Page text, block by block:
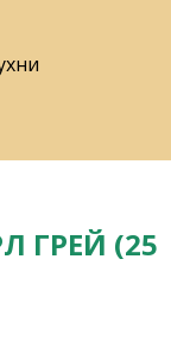
ГРЕЙ (25